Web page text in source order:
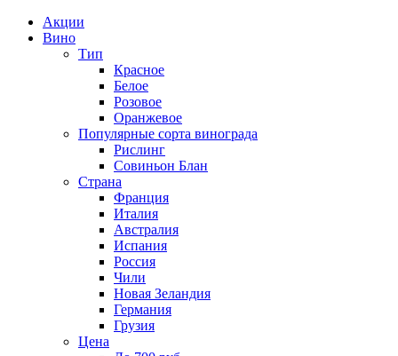
Акции
Вино
Тип
Красное
Белое
Розовое
Оранжевое
Популярные сорта винограда
Рислинг
Совиньон Блан
Страна
Франция
Италия
Австралия
Испания
Россия
Чили
Новая Зеландия
Германия
Грузия
Цена